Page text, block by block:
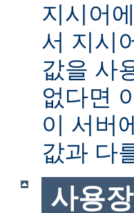
지시어
서 지시
값을 사
없다면
이 서버
값과 다
사용